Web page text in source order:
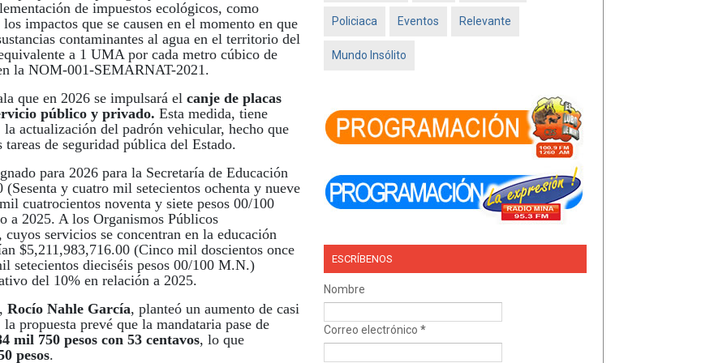
de impuestos ecológicos, como
impactos que se causen en el momento en que
contaminantes al agua en el territorio del
a 1 UMA por cada metro cúbico de
la NOM-001-SEMARNAT-2021.
que en 2026 se impulsará el canje de placas
público y privado. Esta medida, tiene
actualización del padrón vehicular, hecho que
de seguridad pública del Estado.
para 2026 para la Secretaría de Educación
y cuatro mil setecientos ochenta y nueve
cuatrocientos noventa y siete pesos 00/100
a 2025. A los Organismos Públicos
servicios se concentran en la educación
$5,211,983,716.00 (Cinco mil doscientos once
setecientos dieciséis pesos 00/100 M.N.)
del 10% en relación a 2025.
, Rocío Nahle García, planteó un aumento de casi
propuesta prevé que la mandataria pase de
mil 750 pesos con 53 centavos, lo que
pesos.
Policiaca Eventos Relevante
Mundo Insólito
ESCRÍBENOS
Nombre
Correo electrónico *